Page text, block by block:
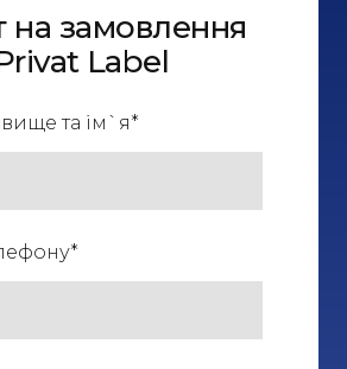
на замовлення
Label
та ім`я*
*